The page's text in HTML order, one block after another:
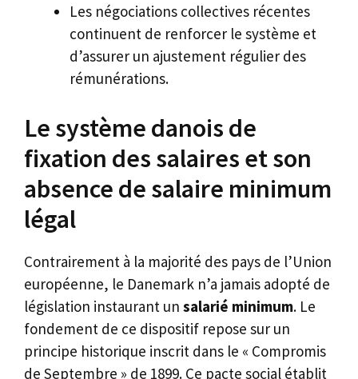
Les négociations collectives récentes
continuent de renforcer le système et
d’assurer un ajustement régulier des
rémunérations.
Le système danois de
fixation des salaires et son
absence de salaire minimum
légal
Contrairement à la majorité des pays de l’Union
européenne, le Danemark n’a jamais adopté de
législation instaurant un salarié minimum. Le
fondement de ce dispositif repose sur un
principe historique inscrit dans le « Compromis
de Septembre » de 1899. Ce pacte social établit